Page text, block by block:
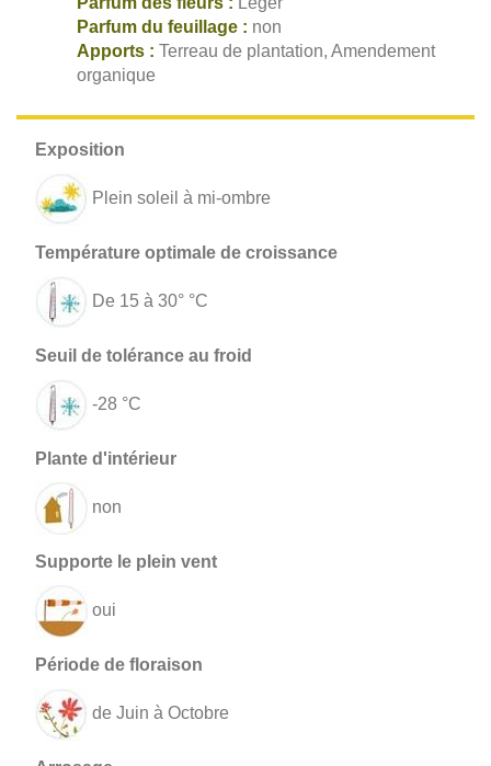
Parfum du feuillage : non
Apports : Terreau de plantation, Amendement
organique
Plein soleil à mi-ombre
De 15 à 30° °C
-28 °C
non
oui
de Juin à Octobre